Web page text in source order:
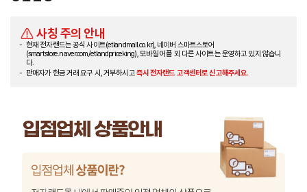
사칭 주의 안내
현재 전자랜드는 공식 사이트(etlandmall.co.kr), 네이버 스마트스토어
(smartstore.naver.com/etlandpriceking), 모바일 어플 외 다른 사이트는 운영하고 있지 않습니
다.
판매자가 현금 거래 요구 시, 거부하시고즉시 전자랜드 고객센터로 신고해주세요.